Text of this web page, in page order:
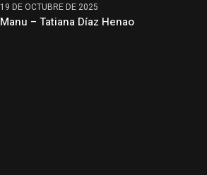
19 DE OCTUBRE DE 2025
Manu – Tatiana Díaz Henao